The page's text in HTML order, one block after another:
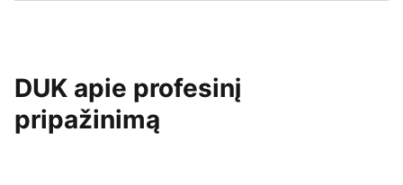
DUK apie profesinį
pripažinimą